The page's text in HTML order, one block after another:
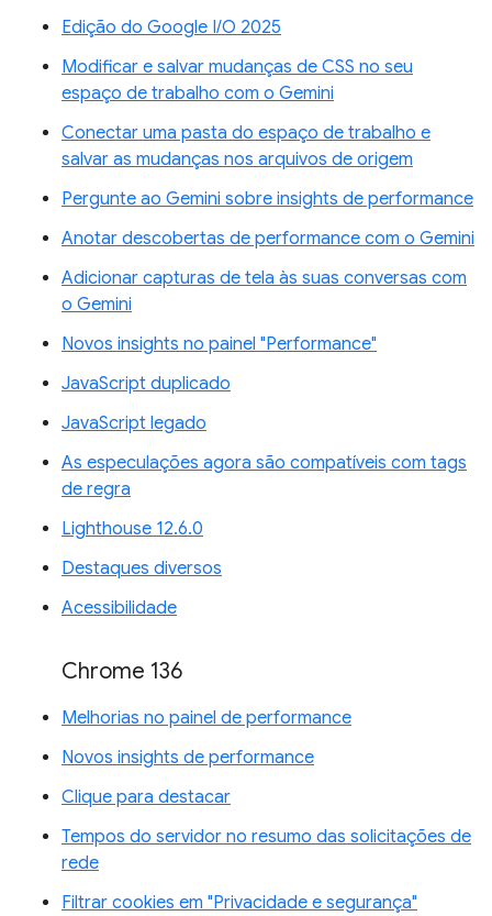
Edição do Google I/O 2025
Modificar e salvar mudanças de CSS no seu
espaço de trabalho com o Gemini
Conectar uma pasta do espaço de trabalho e
salvar as mudanças nos arquivos de origem
Pergunte ao Gemini sobre insights de performance
Anotar descobertas de performance com o Gemini
Adicionar capturas de tela às suas conversas com
o Gemini
Novos insights no painel "Performance"
JavaScript duplicado
JavaScript legado
As especulações agora são compatíveis com tags
de regra
Lighthouse 12.6.0
Destaques diversos
Acessibilidade
Chrome 136
Melhorias no painel de performance
Novos insights de performance
Clique para destacar
Tempos do servidor no resumo das solicitações de
rede
Filtrar cookies em "Privacidade e segurança"